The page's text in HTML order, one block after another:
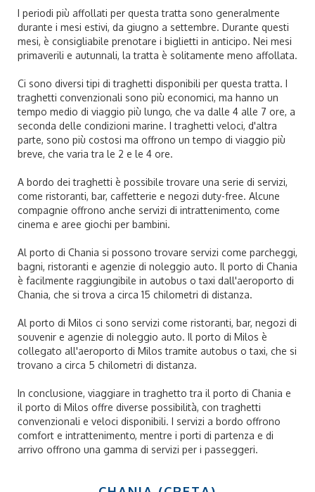
I periodi più affollati per questa tratta sono generalmente
durante i mesi estivi, da giugno a settembre. Durante questi
mesi, è consigliabile prenotare i biglietti in anticipo. Nei mesi
primaverili e autunnali, la tratta è solitamente meno affollata.
Ci sono diversi tipi di traghetti disponibili per questa tratta. I
traghetti convenzionali sono più economici, ma hanno un
tempo medio di viaggio più lungo, che va dalle 4 alle 7 ore, a
seconda delle condizioni marine. I traghetti veloci, d'altra
parte, sono più costosi ma offrono un tempo di viaggio più
breve, che varia tra le 2 e le 4 ore.
A bordo dei traghetti è possibile trovare una serie di servizi,
come ristoranti, bar, caffetterie e negozi duty-free. Alcune
compagnie offrono anche servizi di intrattenimento, come
cinema e aree giochi per bambini.
Al porto di Chania si possono trovare servizi come parcheggi,
bagni, ristoranti e agenzie di noleggio auto. Il porto di Chania
è facilmente raggiungibile in autobus o taxi dall'aeroporto di
Chania, che si trova a circa 15 chilometri di distanza.
Al porto di Milos ci sono servizi come ristoranti, bar, negozi di
souvenir e agenzie di noleggio auto. Il porto di Milos è
collegato all'aeroporto di Milos tramite autobus o taxi, che si
trovano a circa 5 chilometri di distanza.
In conclusione, viaggiare in traghetto tra il porto di Chania e
il porto di Milos offre diverse possibilità, con traghetti
convenzionali e veloci disponibili. I servizi a bordo offrono
comfort e intrattenimento, mentre i porti di partenza e di
arrivo offrono una gamma di servizi per i passeggeri.